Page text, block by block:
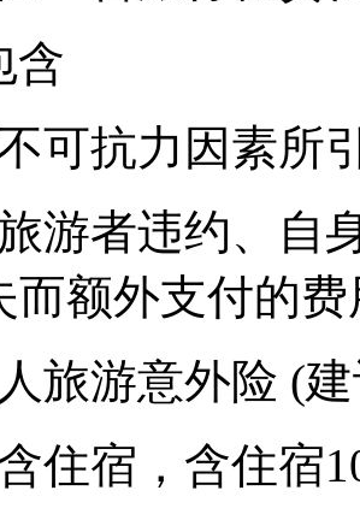
含
可抗力因素所
游者违约、自
而额外支付的
旅游意外险 (
住宿，含住宿